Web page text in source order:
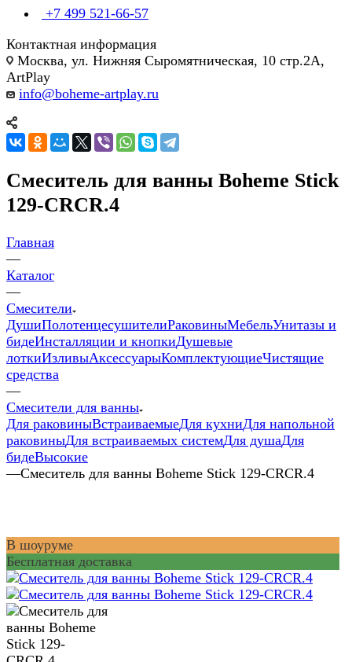
+7 499 521-66-57
Контактная информация
Москва, ул. Нижняя Сыромятническая, 10 стр.2А,
ArtPlay
info@boheme-artplay.ru
Смеситель для ванны Boheme Stick
129-CRCR.4
Главная
—
Каталог
—
Смесители
ДушиПолотенцесушителиРаковиныМебельУнитазы и
бидеИнсталляции и кнопкиДушевые
лоткиИзливыАксессуарыКомплектующиеЧистящие
средства
—
Смесители для ванны
Для раковиныВстраиваемыеДля кухниДля напольной
раковиныДля встраиваемых системДля душаДля
бидеВысокие
—Смеситель для ванны Boheme Stick 129-CRCR.4
В шоуруме
Бесплатная доставка